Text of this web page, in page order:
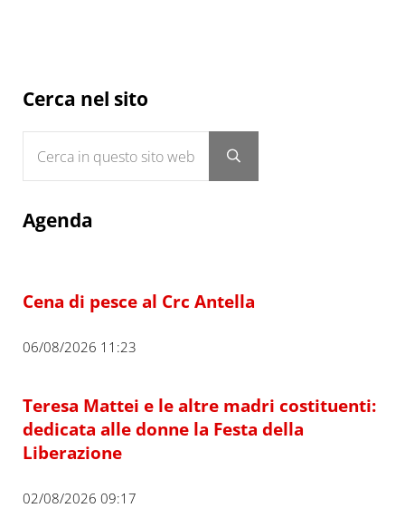
Sidebar
Cerca nel sito
Submit search
Agenda
Cena di pesce al Crc Antella
06/08/2026 11:23
Teresa Mattei e le altre madri costituenti:
dedicata alle donne la Festa della
Liberazione
02/08/2026 09:17